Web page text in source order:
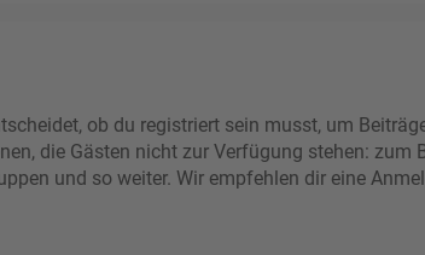
ob du registriert sein musst, um
die Gästen nicht zur Verfügung stehen: zum
und so weiter. Wir empfehlen dir eine